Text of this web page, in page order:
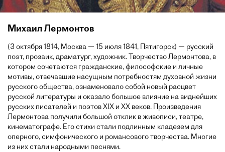
Михаил Лермонтов
(3 октября 1814, Москва — 15 июля 1841, Пятигорск) — русский
поэт, прозаик, драматург, художник. Творчество Лермонтова, в
котором сочетаются гражданские, философские и личные
мотивы, отвечавшие насущным потребностям духовной жизни
русского общества, ознаменовало собой новый расцвет
русской литературы и оказало большое влияние на виднейших
русских писателей и поэтов XIX и XX веков. Произведения
Лермонтова получили большой отклик в живописи, театре,
кинематографе. Его стихи стали подлинным кладезем для
оперного, симфонического и романсового творчества. Многие
из них стали народными песнями.